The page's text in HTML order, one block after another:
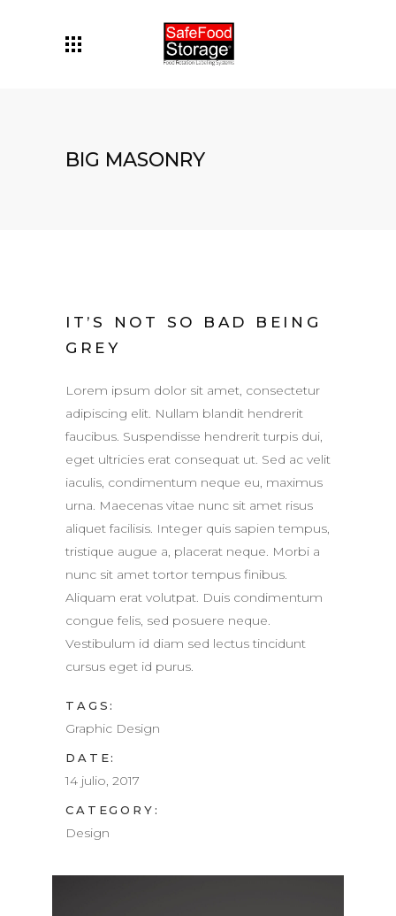
BIG MASONRY
IT’S NOT SO BAD BEING
GREY
Lorem ipsum dolor sit amet, consectetur
adipiscing elit. Nullam blandit hendrerit
faucibus. Suspendisse hendrerit turpis dui,
eget ultricies erat consequat ut. Sed ac velit
iaculis, condimentum neque eu, maximus
urna. Maecenas vitae nunc sit amet risus
aliquet facilisis. Integer quis sapien tempus,
tristique augue a, placerat neque. Morbi a
nunc sit amet tortor tempus finibus.
Aliquam erat volutpat. Duis condimentum
congue felis, sed posuere neque.
Vestibulum id diam sed lectus tincidunt
cursus eget id purus.
TAGS:
Graphic Design
DATE:
14 julio, 2017
CATEGORY:
Design